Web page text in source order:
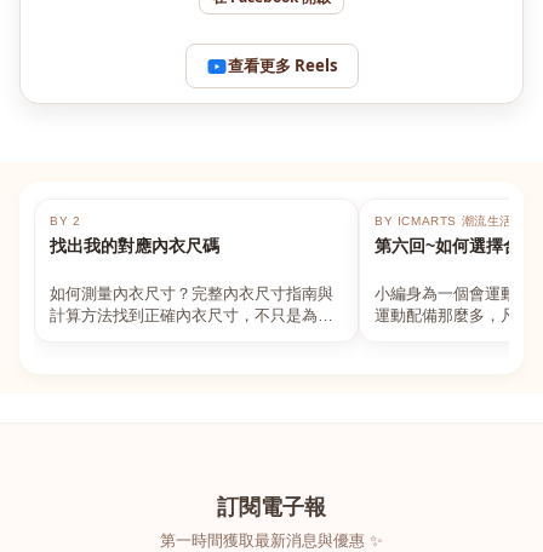
查看更多 Reels
BY 2
找出我的對應內衣尺碼
如何測量內衣尺寸？完整內衣尺寸指南與
計算方法找到正確內衣尺寸，不只是為了
BY ICMARTS 潮流生活百貨
第六回~如何選擇合適
小編身為一個會運動的
運動配備那麼多，凡舉
訂閱電子報
第一時間獲取最新消息與優惠 ✨